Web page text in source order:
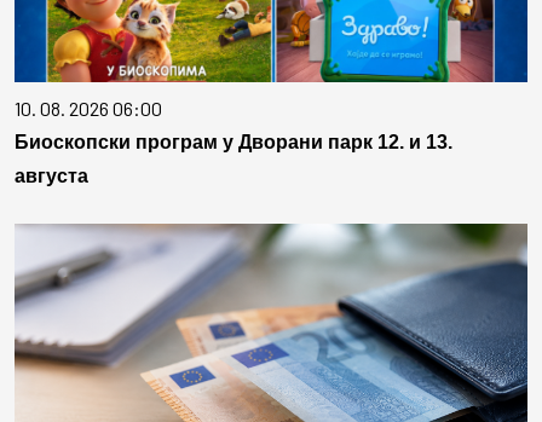
10. 08. 2026 06:00
Биоскопски програм у Дворани парк 12. и 13.
августа